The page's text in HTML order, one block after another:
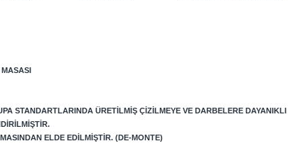
STANDARTLARINDA ÜRETILMIŞ ÇIZILMEYE VE DARBELERE DAYANIKLI
ELDE EDILMIŞTIR. (DE-MONTE)